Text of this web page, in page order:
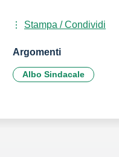
Stampa / Condividi
Argomenti
Albo Sindacale